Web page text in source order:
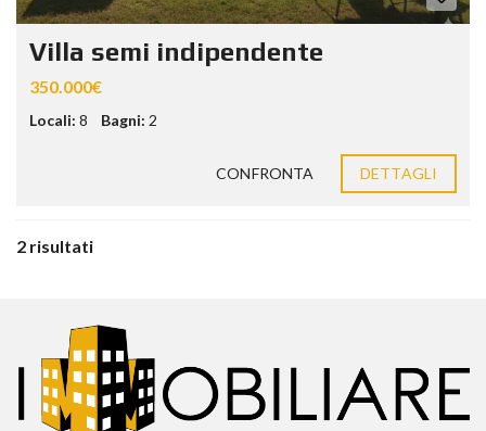
Villa semi indipendente
350.000€
Locali: 8 Bagni: 2
CONFRONTA DETTAGLI
2 risultati